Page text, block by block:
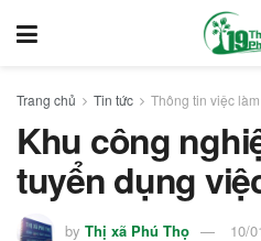
Trang chủ Tin tức Thông tin việc làm
Khu công
tuyển dụng
by Thị xã Phú Thọ 10/